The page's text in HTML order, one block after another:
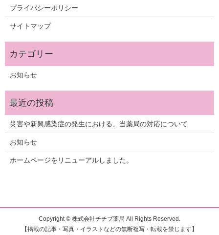
プライバシーポリシー
サイトマップ
お知らせ
災害や新興感染症の発生における、当薬局の対応について
お知らせ
ホームページをリニューアルしました。
Copyright © 株式会社チチブ薬局 All Rights Reserved.
【掲載の記事・写真・イラストなどの無断複写・転載を禁じます】